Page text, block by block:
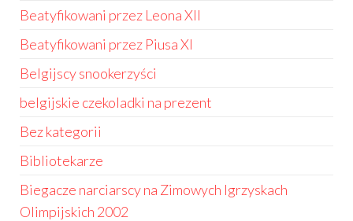
Beatyfikowani przez Leona XII
Beatyfikowani przez Piusa XI
Belgijscy snookerzyści
belgijskie czekoladki na prezent
Bez kategorii
Bibliotekarze
Biegacze narciarscy na Zimowych Igrzyskach
Olimpijskich 2002